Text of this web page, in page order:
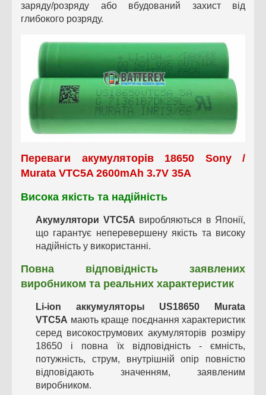
заряду/розряду або вбудований захист від
глибокого розряду.
Переваги акумуляторів
18650 Sony /
Murata VTC5A 2600mAh 3.7V 35A
Висока якість та надійність
Акумулятори VTC5A виробляються в Японії,
що гарантує неперевершену якість та високу
надійність у використанні.
Повна відповідність заявлених
виробником та реальних характеристик
Li-ion аккумуляторы US18650 Murata
VTC5A мають краще поєднання характеристик
серед високострумових акумуляторів розміру
18650 і повна їх відповідність - ємність,
потужність, струм, внутрішній опір повністю
відповідають значенням, заявленим
виробником.